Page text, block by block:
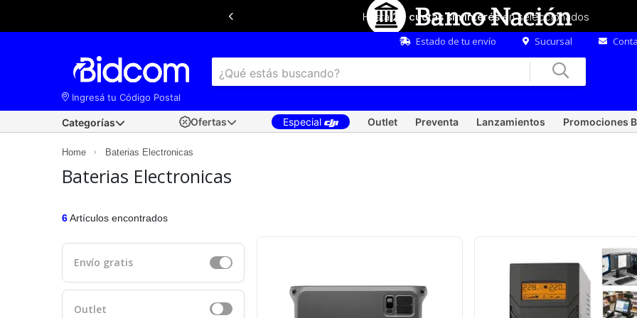
Hasta 20 cuotas sin interésen seleccionados
Estado de tu envío Sucursal
Ingresá tu Código Postal
Ofertas Especial Outlet Preventa Lanzamientos Promociones
Categorías
Home Baterias Electronicas
Baterias Electronicas
6Artículos encontrados
Envío gratis
Outlet